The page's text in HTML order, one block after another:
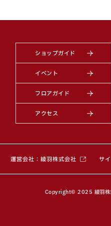
ショップガイド
イベント
フロアガイド
アクセス
運営会社：綾羽株式会社 （別ウィン
サ
Copyright© 2025 綾羽株